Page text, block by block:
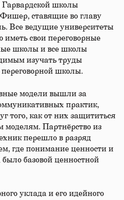
Гарвардской школы
ставящие во главу
Все ведущие университеты
иметь свои переговорные
школы и все школы
изучать труды
переговорной школы.
модели вышли за
практик,
того, как от них защититься
моделям. Партнёрство из
перешло в разряд
где понимание ценности и
базовой ценностной
уклада и его идейного